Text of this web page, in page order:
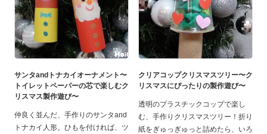
サンタandトナカイオーナメント〜
トイレットペーパーの芯で楽しむク
リスマス製作遊び〜
仲良く並んだ、手作りのサンタand
トナカイ人形。ひもを付ければ、ツ
クリアコップクリスマスツリー〜ク
リスマスにぴったりの製作遊び〜
透明のプラスチックコップで楽し
む、手作りクリスマスツリー！折り
紙をぎゅっぎゅっと詰めたら、いろ